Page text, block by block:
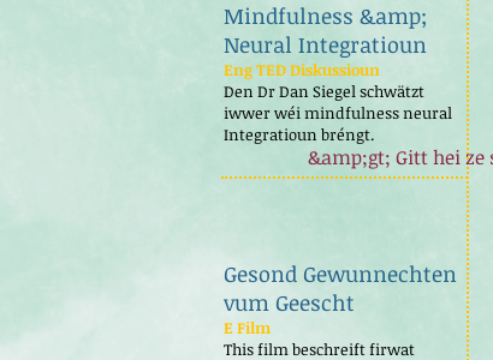
&amp;gt; Gitt hei ze
Mindfulness &amp;
Neural Integratioun
Eng TED Diskussioun
Den Dr Dan Siegel schwätzt
iwwer wéi mindfulness neural
Integratioun bréngt.
Gesond Gewunnechten
vum Geescht
E Film
This film beschreift firwat